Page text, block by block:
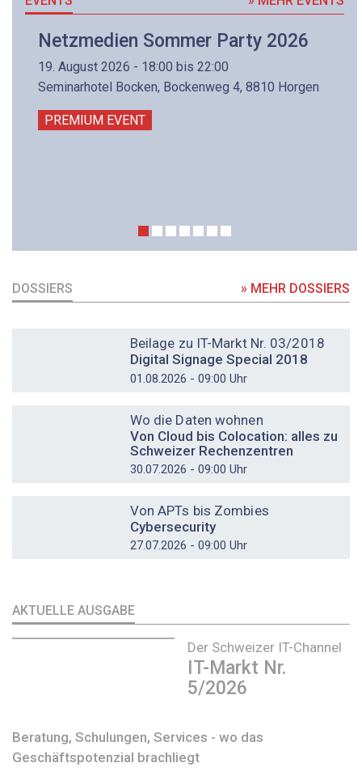
Netzmedien Sommer Party 2026
19. August 2026 - 18:00 bis 22:00
Seminarhotel Bocken, Bockenweg 4, 8810 Horgen
PREMIUM EVENT
DOSSIERS » MEHR DOSSIERS
Beilage zu IT-Markt Nr. 03/2018
Digital Signage Special 2018
01.08.2026 - 09:00 Uhr
Wo die Daten wohnen
Von Cloud bis Colocation: alles zu
Schweizer Rechenzentren
30.07.2026 - 09:00 Uhr
Von APTs bis Zombies
Cybersecurity
27.07.2026 - 09:00 Uhr
AKTUELLE AUSGABE
Der Schweizer IT-Channel
IT-Markt Nr.
5/2026
Beratung, Schulungen, Services - wo das
Geschäftspotenzial brachliegt